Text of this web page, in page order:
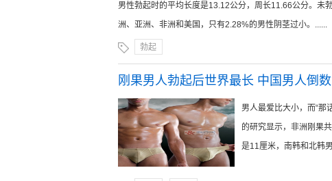
男性勃起时的平均长度是13.12公分，周长11.66公分。未
洲、亚洲、非洲和美国，只有2.28%的男性阴茎过小。......
勃起
刚果男人勃起后世界最长 中国男人倒
男人最爱比大小，而“那
的研究显示，非洲刚果
是11厘米，南韩和北韩